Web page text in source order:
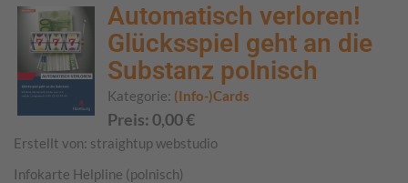
Automatisch verloren!
Glücksspiel geht an die
Substanz polnisch
Kategorie: (Info-)Cards
Preis: 0,00€
Erstellt von: straightup webstudio
Infokarte Helpline (polnisch)